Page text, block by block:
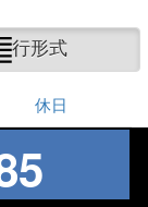
行形式
休日